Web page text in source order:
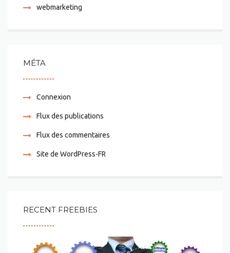
webmarketing
MÉTA
Connexion
Flux des publications
Flux des commentaires
Site de WordPress-FR
RECENT FREEBIES